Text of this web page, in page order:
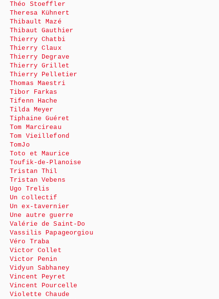
Théo Stoeffler
Theresa Kühnert
Thibault Mazé
Thibaut Gauthier
Thierry Chatbi
Thierry Claux
Thierry Degrave
Thierry Grillet
Thierry Pelletier
Thomas Maestri
Tibor Farkas
Tifenn Hache
Tilda Meyer
Tiphaine Guéret
Tom Marcireau
Tom Vieillefond
TomJo
Toto et Maurice
Toufik-de-Planoise
Tristan Thil
Tristan Vebens
Ugo Trelis
Un collectif
Un ex-tavernier
Une autre guerre
Valérie de Saint-Do
Vassilis Papageorgiou
Véro Traba
Victor Collet
Victor Penin
Vidyun Sabhaney
Vincent Peyret
Vincent Pourcelle
Violette Chaude